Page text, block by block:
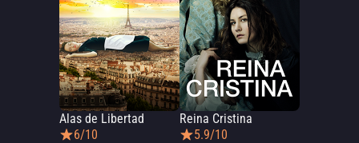
Alas de Libertad
6/10
Reina Cristina
5.9/10